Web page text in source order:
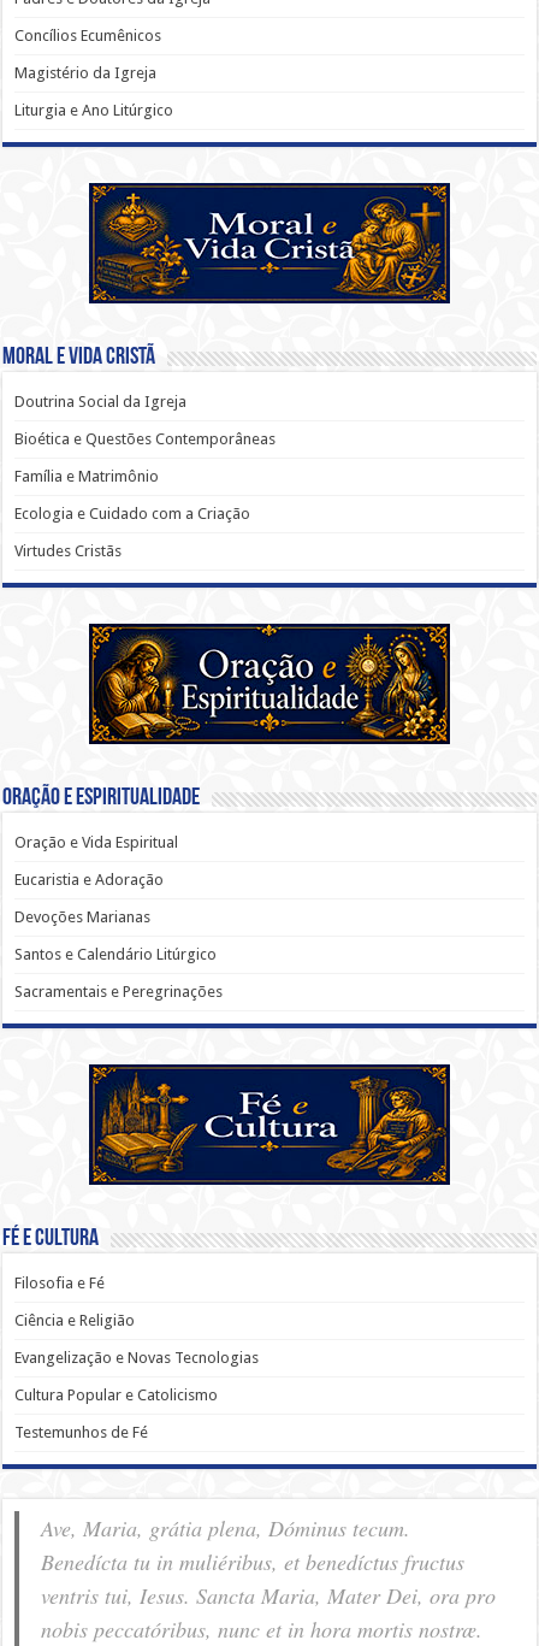
Concílios Ecumênicos
Magistério da Igreja
Liturgia e Ano Litúrgico
Moral e Vida Cristã
Doutrina Social da Igreja
Bioética e Questões Contemporâneas
Família e Matrimônio
Ecologia e Cuidado com a Criação
Virtudes Cristãs
Oração e Espiritualidade
Oração e Vida Espiritual
Eucaristia e Adoração
Devoções Marianas
Santos e Calendário Litúrgico
Sacramentais e Peregrinações
Fé e Cultura
Filosofia e Fé
Ciência e Religião
Evangelização e Novas Tecnologias
Cultura Popular e Catolicismo
Testemunhos de Fé
Ave, Maria, grátia plena, Dóminus tecum.
Benedícta tu in muliéribus, et benedíctus fructus
ventris tui, Iesus. Sancta Maria, Mater Dei, ora pro
nobis pec­ca­tóribus, nunc et in hora mortis nostræ.